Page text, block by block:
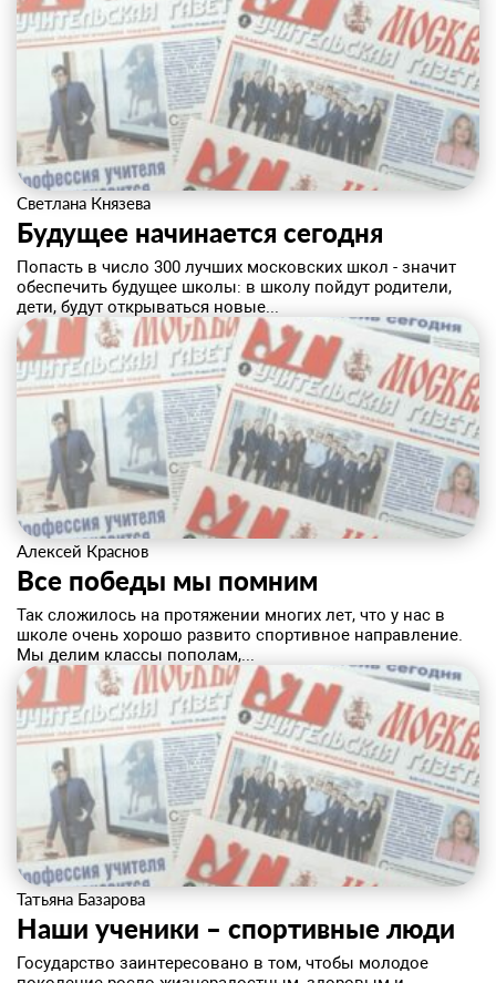
Светлана Князева
Будущее начинается сегодня
​Попасть в число 300 лучших московских школ - значит
обеспечить будущее школы: в школу пойдут родители,
дети, будут открываться новые...
Алексей Краснов
Все победы мы помним
​Так сложилось на протяжении многих лет, что у нас в
школе очень хорошо развито спортивное направление.
Мы делим классы пополам,...
Татьяна Базарова
​Наши ученики – спортивные люди
Государство заинтересовано в том, чтобы молодое